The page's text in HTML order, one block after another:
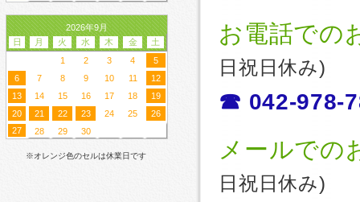
2026年9月
日
月 火 水 木 金
土
1
2 3 4
5
6
7 8 9 10 11
12
13
14 15 16 17 18
19
20
21 22 23 24 25
26
27
28 29 30
※オレンジ色のセルは休業日です
お電話での
日祝日休み)
☎ 042-978-
メールでの
日祝日休み)